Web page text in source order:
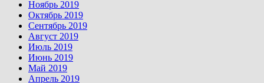
Ноябрь 2019
Октябрь 2019
Сентябрь 2019
Август 2019
Июль 2019
Июнь 2019
Май 2019
Апрель 2019